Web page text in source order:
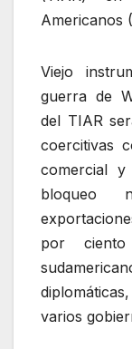
Americanos
Viejo
guerra de
del TIAR
coercitivas
comercial
bloqueo
por
varios